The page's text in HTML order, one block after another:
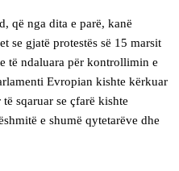
që nga dita e parë, kanë
se gjatë protestës së 15 marsit
të ndaluara për kontrollimin e
Evropian kishte kërkuar
sqaruar se çfarë kishte
e shumë qytetarëve dhe